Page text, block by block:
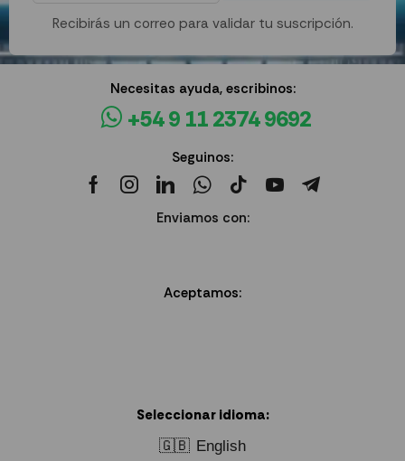
Recibirás un correo para validar tu suscripción.
Necesitas ayuda, escribinos:
+54 9 11 2374 9692
Seguinos:
Enviamos con:
Aceptamos:
Seleccionar idioma:
🇬🇧 English